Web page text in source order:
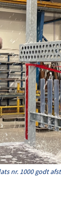
nr. 1000 godt